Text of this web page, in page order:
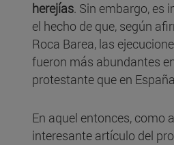
herejías. Sin embargo, es
el hecho de que, según
Roca Barea, las
fueron más abundantes
protestante que en
En aquel entonces, como
interesante artículo del